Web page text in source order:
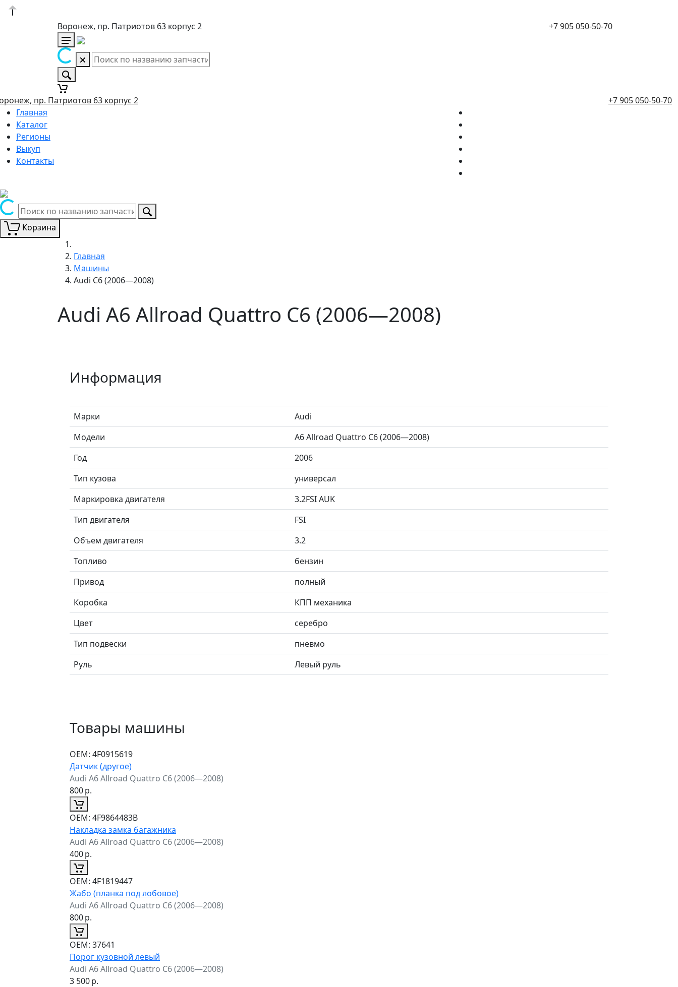
Воронеж, пр. Патриотов 63 корпус 2 +7 905 050-50-70
пр. Патриотов 63 корпус 2
+7 905 050-50-70
Главная
Каталог
Регионы
Выкуп
Контакты
Корзина
Главная
Машины
Audi C6 (2006—2008)
Audi A6 Allroad Quattro C6 (2006—2008)
Информация
Марки
Audi
Модели
A6 Allroad Quattro C6 (2006—2008)
Год
2006
Тип кузова
универсал
Маркировка двигателя
3.2FSI AUK
Тип двигателя
FSI
Объем двигателя
3.2
Топливо
бензин
Привод
полный
Коробка
КПП механика
Цвет
серебро
Тип подвески
пневмо
Руль
Левый руль
Товары машины
ОЕМ: 4F0915619
Датчик (другое)
Audi A6 Allroad Quattro C6 (2006—2008)
800р.
ОЕМ: 4F9864483B
Накладка замка багажника
Audi A6 Allroad Quattro C6 (2006—2008)
400р.
ОЕМ: 4F1819447
Жабо (планка под лобовое)
Audi A6 Allroad Quattro C6 (2006—2008)
800р.
ОЕМ: 37641
Порог кузовной левый
Audi A6 Allroad Quattro C6 (2006—2008)
3 500р.